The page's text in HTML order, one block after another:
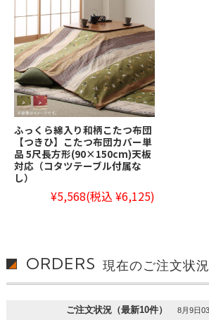
ふっくら綿入り和柄こたつ布団
【つきひ】こたつ布団カバー単
品 5尺長方形(90×150cm)天板
対応（コタツテーブル付属な
し）
¥5,568(税込 ¥6,125)
ORDERS 現在のご注文状況